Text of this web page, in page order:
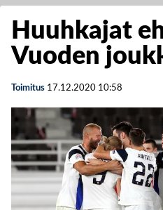
Huuhkajat
Vuoden
Toimitus 17.12.2020 10:58